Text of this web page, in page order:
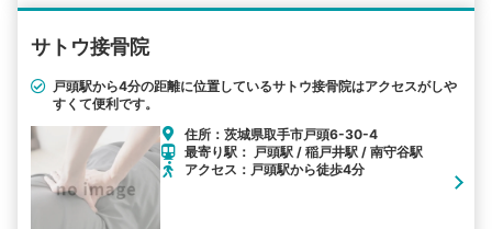
サトウ接骨院
戸頭駅から4分の距離に位置しているサトウ接骨院はアクセスがしや
すくて便利です。
住所：茨城県取手市戸頭6-30-4
最寄り駅： 戸頭駅 / 稲戸井駅 / 南守谷駅
アクセス：戸頭駅から徒歩4分